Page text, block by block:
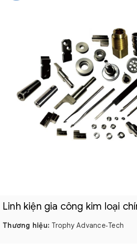
Linh kiện gia công kim loại
Thương hiệu: Trophy Advance‑Tech